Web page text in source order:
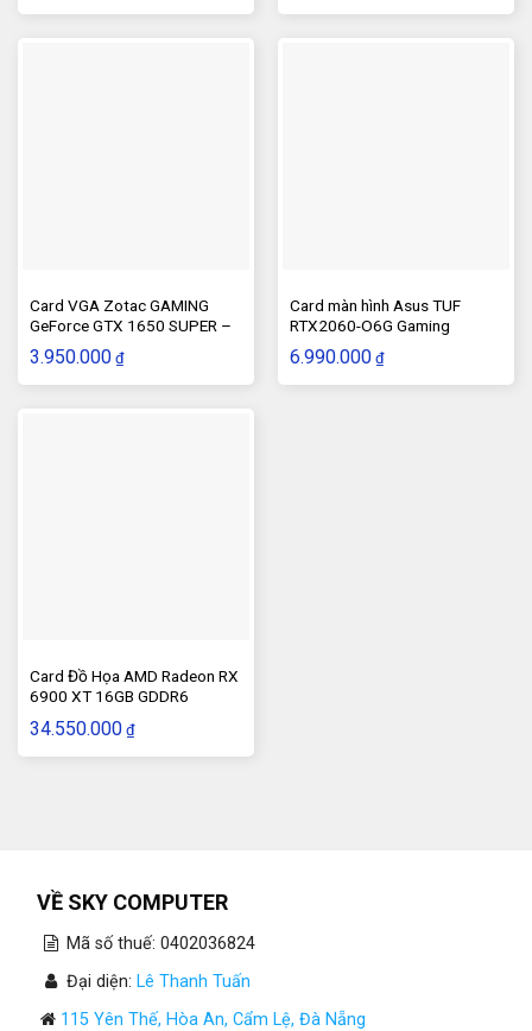
Card VGA Zotac GAMING
GeForce GTX 1650 SUPER –
4Gb
3.950.000 ₫
Card màn hình Asus TUF
RTX2060-O6G Gaming
6.990.000 ₫
Card Đồ Họa AMD Radeon RX
6900 XT 16GB GDDR6
34.550.000 ₫
VỀ SKY COMPUTER
Mã số thuế: 0402036824
Đại diện: Lê Thanh Tuấn
115 Yên Thế, Hòa An, Cẩm Lệ, Đà Nẵng